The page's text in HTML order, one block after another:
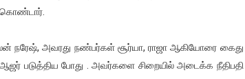
கொண்டார்.
நரேஷ், அவரது நண்பர்கள் சூர்யா, ராஜா ஆகியோரை கைது
படுத்திய போது . அவர்களை சிறையில் அடைக்க நீதிபதி